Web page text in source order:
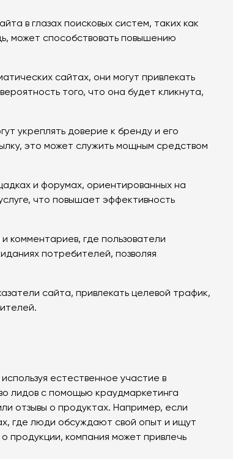
в глазах поисковых систем, таких как
может способствовать повышению
сайтах, они могут привлекать
того, что она будет кликнута,
укреплять доверие к бренду и его
это может служить мощным средством
и форумах, ориентированных на
что повышает эффективность
комментариев, где пользователи
потребителей, позволяя
сайта, привлекать целевой трафик,
естественное участие в
лидов с помощью краудмаркетинга
отзывы о продуктах. Например, если
где люди обсуждают свой опыт и ищут
продукции, компания может привлечь